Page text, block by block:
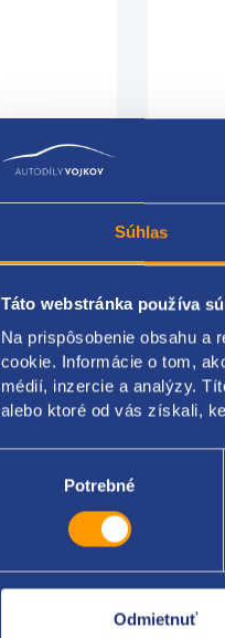
Súhlas
Táto webstránka používa
Na prispôsobenie obsahu a
cookie. Informácie o tom,
médií, inzercie a analýzy.
alebo ktoré od vás získali,
Potrebné
Odmietnuť
VAG